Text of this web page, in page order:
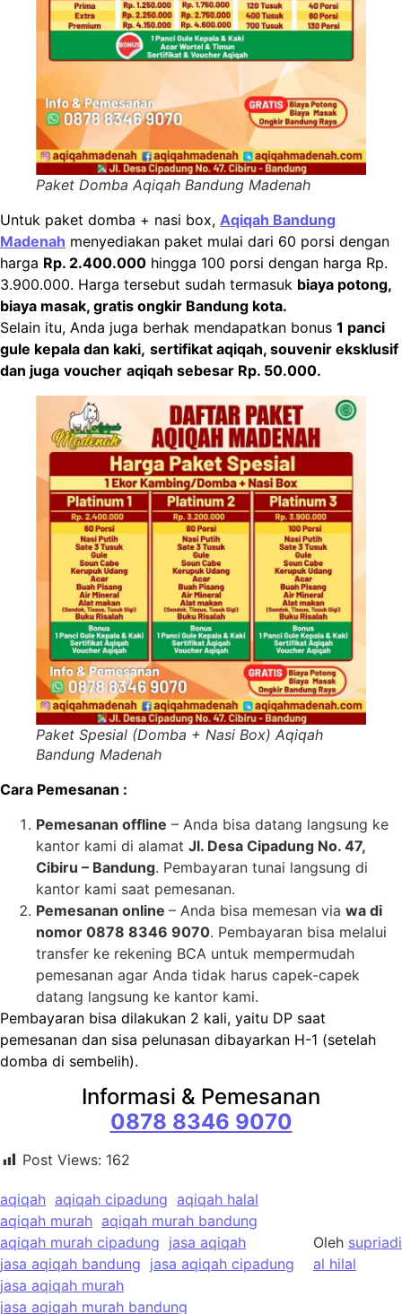
Paket Domba Aqiqah Bandung Madenah
Untuk paket domba + nasi box, Aqiqah Bandung
Madenah menyediakan paket mulai dari 60 porsi dengan
harga Rp. 2.400.000 hingga 100 porsi dengan harga Rp.
3.900.000. Harga tersebut sudah termasuk biaya potong,
biaya masak, gratis ongkir Bandung kota.
Selain itu, Anda juga berhak mendapatkan bonus 1 panci
gule kepala dan kaki, sertifikat aqiqah, souvenir eksklusif
dan juga voucher aqiqah sebesar Rp. 50.000.
Paket Spesial (Domba + Nasi Box) Aqiqah
Bandung Madenah
Cara Pemesanan :
Pemesanan offline – Anda bisa datang langsung ke
kantor kami di alamat Jl. Desa Cipadung No. 47,
Cibiru – Bandung. Pembayaran tunai langsung di
kantor kami saat pemesanan.
Pemesanan online – Anda bisa memesan via wa di
nomor 0878 8346 9070. Pembayaran bisa melalui
transfer ke rekening BCA untuk mempermudah
pemesanan agar Anda tidak harus capek-capek
datang langsung ke kantor kami.
Pembayaran bisa dilakukan 2 kali, yaitu DP saat
pemesanan dan sisa pelunasan dibayarkan H-1 (setelah
domba di sembelih).
Informasi & Pemesanan
0878 8346 9070
Post Views: 162
aqiqah aqiqah cipadung aqiqah halal
aqiqah murah aqiqah murah bandung
aqiqah murah cipadung jasa aqiqah
jasa aqiqah bandung jasa aqiqah cipadung
jasa aqiqah murah
jasa aqiqah murah bandung
Oleh supriadi
al hilal